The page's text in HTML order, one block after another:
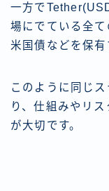
一方で
場にでている全
米国債などを保有
このように同じ
り、仕組みやリ
が大切です。